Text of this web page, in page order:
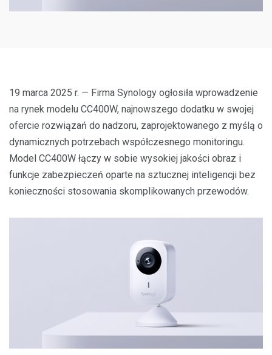
19 marca 2025 r. — Firma Synology ogłosiła wprowadzenie
na rynek modelu CC400W, najnowszego dodatku w swojej
ofercie rozwiązań do nadzoru, zaprojektowanego z myślą o
dynamicznych potrzebach współczesnego monitoringu.
Model CC400W łączy w sobie wysokiej jakości obraz i
funkcje zabezpieczeń oparte na sztucznej inteligencji bez
konieczności stosowania skomplikowanych przewodów.